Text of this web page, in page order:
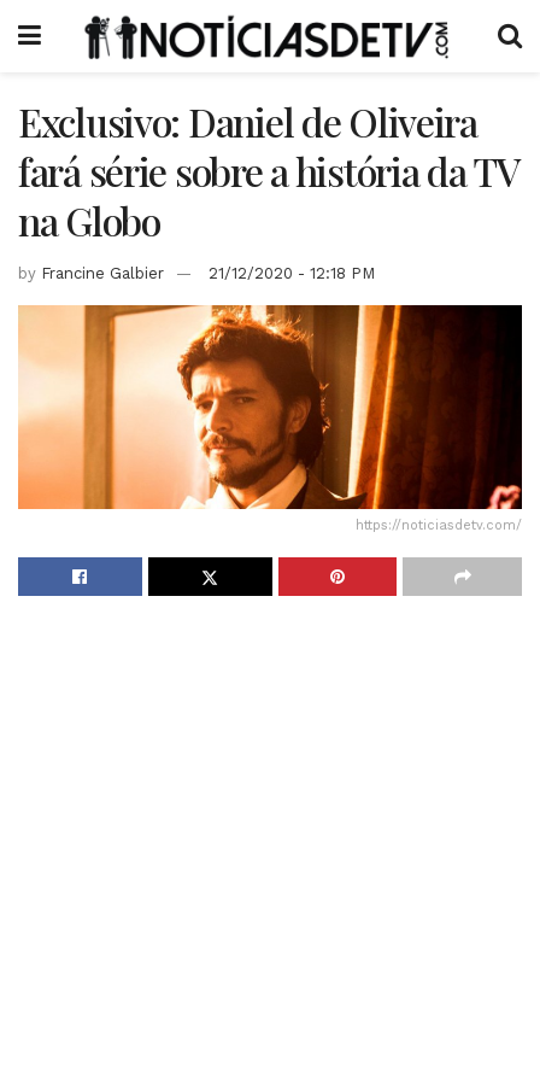
Exclusivo: Daniel de Oliveira
fará série sobre a história da TV
na Globo
by Francine Galbier 21/12/2020 - 12:18 PM
https://noticiasdetv.com/